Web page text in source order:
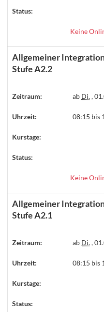
Status:
Keine
Allgemeiner
Stufe A2.2
Zeitraum: ab Di.,
Uhrzeit: 08:15 bis
Kurstage:
Status:
Keine
Allgemeiner
Stufe A2.1
Zeitraum: ab Di.,
Uhrzeit: 08:15 bis
Kurstage:
Status: